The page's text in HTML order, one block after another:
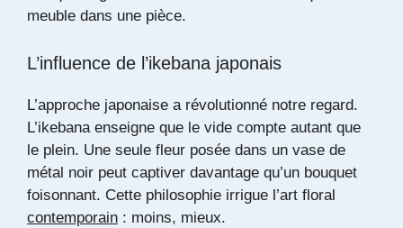
meuble dans une pièce.
L’influence de l’ikebana japonais
L’approche japonaise a révolutionné notre regard.
L’ikebana enseigne que le vide compte autant que
le plein. Une seule fleur posée dans un vase de
métal noir peut captiver davantage qu’un bouquet
foisonnant. Cette philosophie irrigue l’art floral
contemporain : moins, mieux.